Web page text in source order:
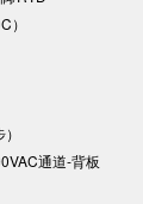
）
通道-背板